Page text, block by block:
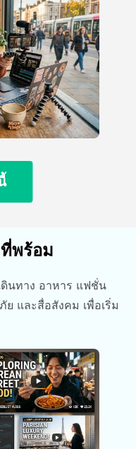
พร้อม
ดินทาง อาหาร แฟชั่น
และสื่อสังคม เพื่อเริ่ม